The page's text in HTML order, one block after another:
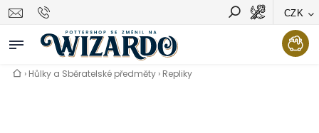
CZK
Vyhledávání Hledat
› Hůlky a Sběratelské předměty › Repliky